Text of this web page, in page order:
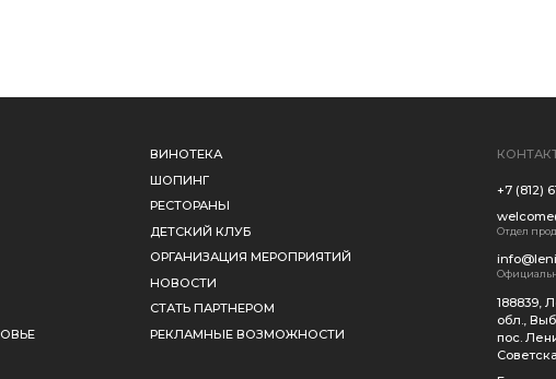
188839, Ленинградская
Советская ул, д. 171
ЗАКАЗАТЬ ЗВОНОК